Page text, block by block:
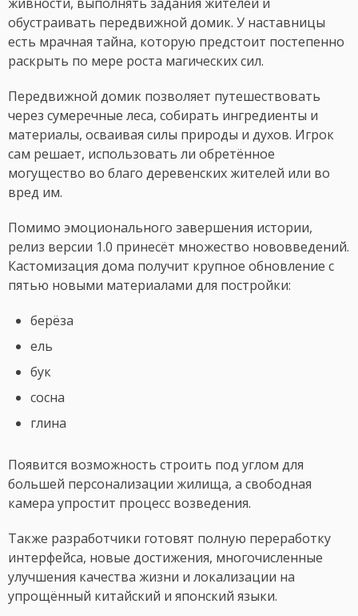
обустраивать передвижной домик. У наставницы
есть мрачная тайна, которую предстоит постепенно
раскрыть по мере роста магических сил.
Передвижной домик позволяет путешествовать
через сумеречные леса, собирать ингредиенты и
материалы, осваивая силы природы и духов. Игрок
сам решает, использовать ли обретённое
могущество во благо деревенских жителей или во
вред им.
Помимо эмоционального завершения истории,
релиз версии 1.0 принесёт множество нововведений.
Кастомизация дома получит крупное обновление с
пятью новыми материалами для постройки:
берёза
ель
бук
сосна
глина
Появится возможность строить под углом для
большей персонализации жилища, а свободная
камера упростит процесс возведения.
Также разработчики готовят полную переработку
интерфейса, новые достижения, многочисленные
улучшения качества жизни и локализации на
упрощённый китайский и японский языки.